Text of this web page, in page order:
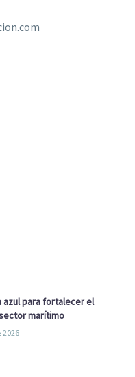
azul para fortalecer el
marítimo
2026